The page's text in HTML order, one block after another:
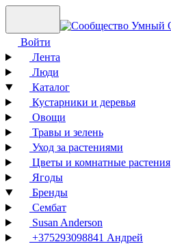
Войти
Лента
Люди
Каталог
Кустарники и деревья
Овощи
Травы и зелень
Уход за растениями
Цветы и комнатные растения
Ягоды
Бренды
Сембат
Susan Anderson
+375293098841 Андрей